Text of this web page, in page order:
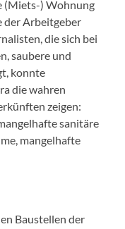
(Miets-) Wohnung
der Arbeitgeber
die sich bei
saubere und
konnte
die wahren
zeigen:
sanitäre
mangelhafte
Baustellen der